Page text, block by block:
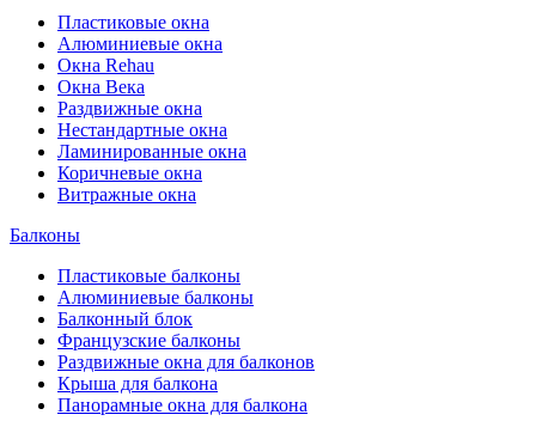
Пластиковые окна
Алюминиевые окна
Окна Rehau
Окна Века
Раздвижные окна
Нестандартные окна
Ламинированные окна
Коричневые окна
Витражные окна
Балконы
Пластиковые балконы
Алюминиевые балконы
Балконный блок
Французские балконы
Раздвижные окна для балконов
Крыша для балкона
Панорамные окна для балкона